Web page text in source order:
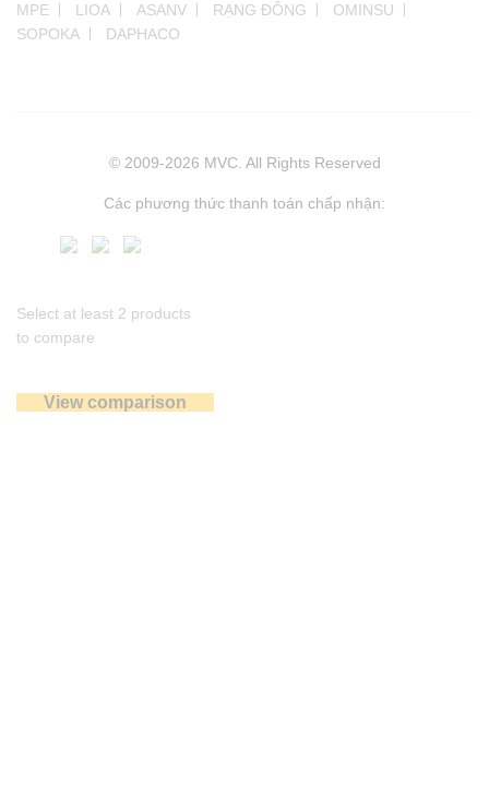
MPE
LIOA ASANV RẠNG ĐÔNG
OMINSU
SOPOKA
DAPHACO
© 2009-2026 MVC. All Rights Reserved
Các phương thức thanh toán chấp nhận:
Select at least 2 products
to compare
View comparison